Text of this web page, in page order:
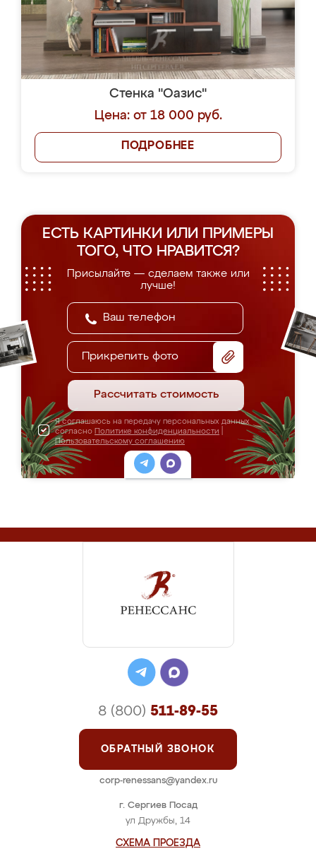
Стенка "Оазис"
Цена: от 18 000 руб.
ПОДРОБНЕЕ
ЕСТЬ КАРТИНКИ ИЛИ ПРИМЕРЫ
ТОГО, ЧТО НРАВИТСЯ?
Присылайте — сделаем также или
лучше!
Прикрепить фото
Рассчитать стоимость
Я соглашаюсь на передачу персональных данных
согласно Политике конфиденциальности
Пользовательскому соглашению
г. Сергиев Посад
ул Дружбы, 14
СХЕМА ПРОЕЗДА
8 (800) 511-89-55
ОБРАТНЫЙ ЗВОНОК
corp-renessans@yandex.ru